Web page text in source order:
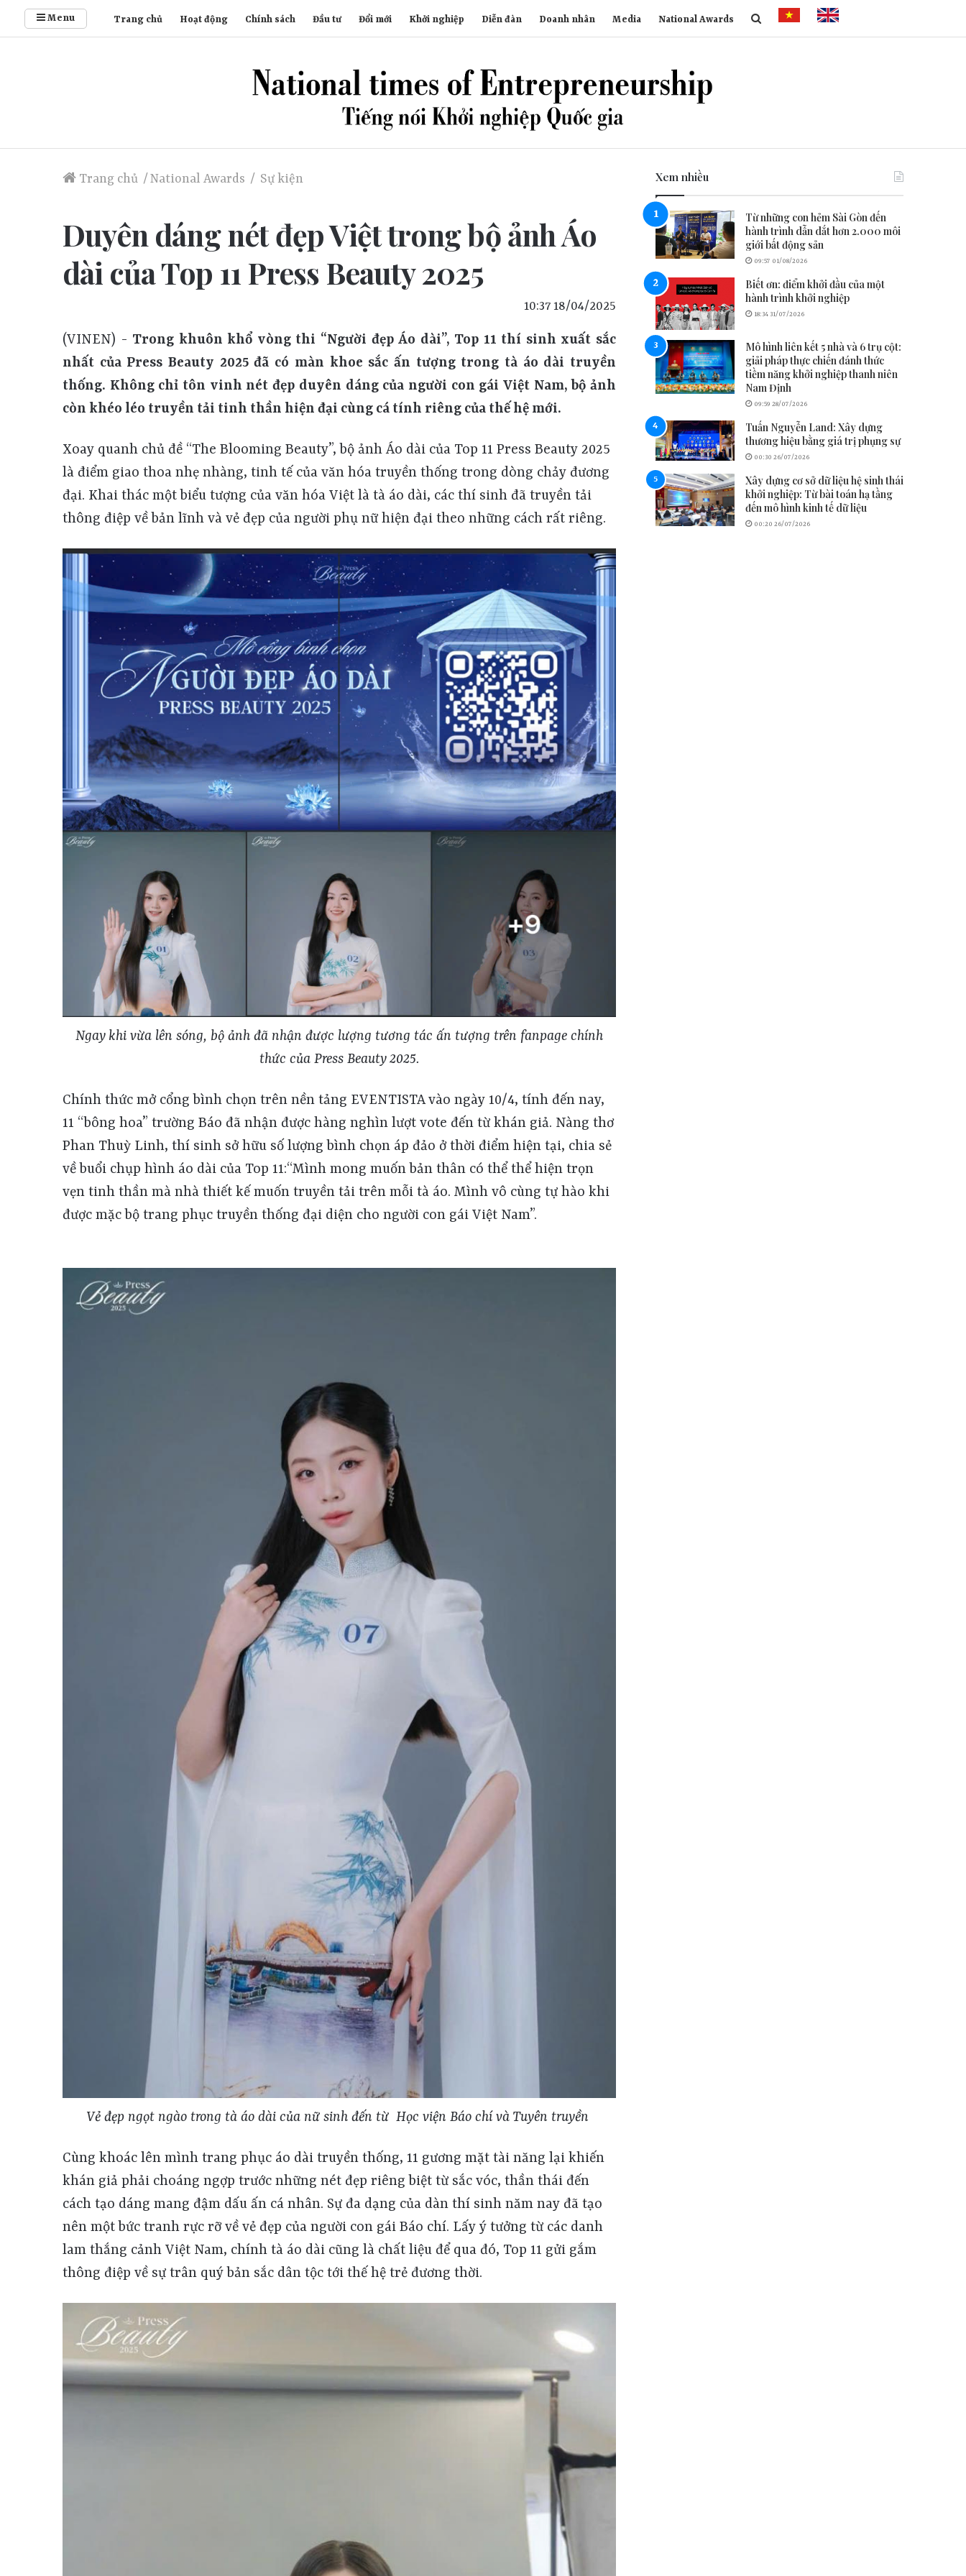
Menu Trang chủ Hoạt động Chính sách Đầu tư Đổi mới Khởi nghiệp Diễn đàn Doanh nhân Media National Awards
Trang chủ / National Awards / Sự kiện
Duyên dáng nét đẹp Việt trong bộ ảnh Áo
dài của Top 11 Press Beauty 2025
10:37 18/04/2025
(VINEN) - Trong khuôn khổ vòng thi “Người đẹp Áo dài”, Top 11 thí sinh xuất sắc
nhất của Press Beauty 2025 đã có màn khoe sắc ấn tượng trong tà áo dài truyền
thống. Không chỉ tôn vinh nét đẹp duyên dáng của người con gái Việt Nam, bộ ảnh
còn khéo léo truyền tải tinh thần hiện đại cùng cá tính riêng của thế hệ mới.
Xoay quanh chủ đề “The Blooming Beauty”, bộ ảnh Áo dài của Top 11 Press Beauty 2025
là điểm giao thoa nhẹ nhàng, tinh tế của văn hóa truyền thống trong dòng chảy đương
đại. Khai thác một biểu tượng của văn hóa Việt là tà áo dài, các thí sinh đã truyền tải
thông điệp về bản lĩnh và vẻ đẹp của người phụ nữ hiện đại theo những cách rất riêng.
Ngay khi vừa lên sóng, bộ ảnh đã nhận được lượng tương tác ấn tượng trên fanpage chính
thức của Press Beauty 2025.
Chính thức mở cổng bình chọn trên nền tảng EVENTISTA vào ngày 10/4, tính đến nay,
11 “bông hoa” trường Báo đã nhận được hàng nghìn lượt vote đến từ khán giả. Nàng thơ
Phan Thuỳ Linh, thí sinh sở hữu số lượng bình chọn áp đảo ở thời điểm hiện tại, chia sẻ
về buổi chụp hình áo dài của Top 11:“Mình mong muốn bản thân có thể thể hiện trọn
vẹn tinh thần mà nhà thiết kế muốn truyền tải trên mỗi tà áo. Mình vô cùng tự hào khi
được mặc bộ trang phục truyền thống đại diện cho người con gái Việt Nam”.
Vẻ đẹp ngọt ngào trong tà áo dài của nữ sinh đến từ Học viện Báo chí và Tuyên truyền
Cùng khoác lên mình trang phục áo dài truyền thống, 11 gương mặt tài năng lại khiến
khán giả phải choáng ngợp trước những nét đẹp riêng biệt từ sắc vóc, thần thái đến
cách tạo dáng mang đậm dấu ấn cá nhân. Sự đa dạng của dàn thí sinh năm nay đã tạo
nên một bức tranh rực rỡ về vẻ đẹp của người con gái Báo chí. Lấy ý tưởng từ các danh
lam thắng cảnh Việt Nam, chính tà áo dài cũng là chất liệu để qua đó, Top 11 gửi gắm
thông điệp về sự trân quý bản sắc dân tộc tới thế hệ trẻ đương thời.
Xem nhiều
Từ những con hẻm Sài Gòn đến
hành trình dẫn dắt hơn 2.000 môi
giới bất động sản
09:57 01/08/2026
Biết ơn: điểm khởi đầu của một
hành trình khởi nghiệp
18:34 31/07/2026
Mô hình liên kết 5 nhà và 6 trụ cột:
giải pháp thực chiến đánh thức
tiềm năng khởi nghiệp thanh niên
Nam Định
09:59 28/07/2026
Tuấn Nguyễn Land: Xây dựng
thương hiệu bằng giá trị phụng sự
00:30 26/07/2026
Xây dựng cơ sở dữ liệu hệ sinh thái
khởi nghiệp: Từ bài toán hạ tầng
đến mô hình kinh tế dữ liệu
00:20 26/07/2026